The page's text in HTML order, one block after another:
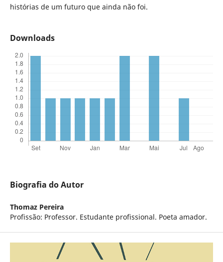
histórias de um futuro que ainda não foi.
Downloads
Biografia do Autor
Thomaz Pereira
Profissão: Professor. Estudante profissional. Poeta amador.